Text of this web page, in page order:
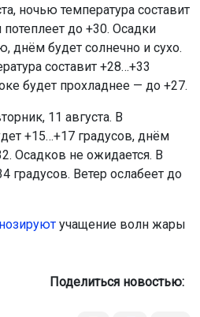
ночью температура составит
до +30. Осадки
днём будет солнечно и сухо.
составит +28…+33
будет прохладнее — до +27.
11 августа. В
+15…+17 градусов, днём
Осадков не ожидается. В
градусов. Ветер ослабеет до
учащение волн жары
Поделиться новостью: